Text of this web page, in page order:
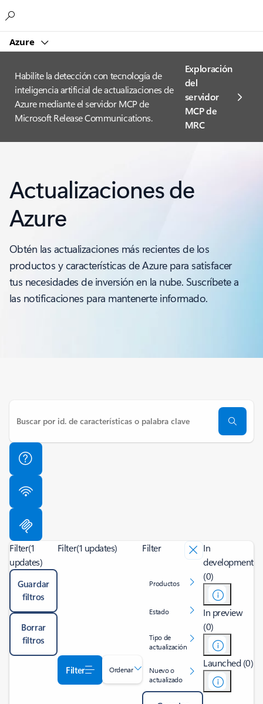
Azure
Habilite la detección con tecnología de
inteligencia artificial de actualizaciones de
Azure mediante el servidor MCP de
Microsoft Release Communications.
Exploración
del
servidor
MCP de
MRC
Actualizaciones de
Azure
Obtén las actualizaciones más recientes de los
productos y características de Azure para satisfacer
tus necesidades de inversión en la nube. Suscríbete a
las notificaciones para mantenerte informado.
Filter(1
updates)
Guardar
filtros
Borrar
filtros
Filter(1 updates)
Filter Ordenar
Filter
Productos
Estado
Tipo de
actualización
Nuevo o
actualizado
In
development
(0)
In preview
(0)
Launched (0)